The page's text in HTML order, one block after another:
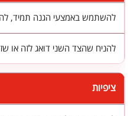
להשתמש באמצעי הגנה תמיד,
להניח שהצד השני דואג לזה או
ציפיות